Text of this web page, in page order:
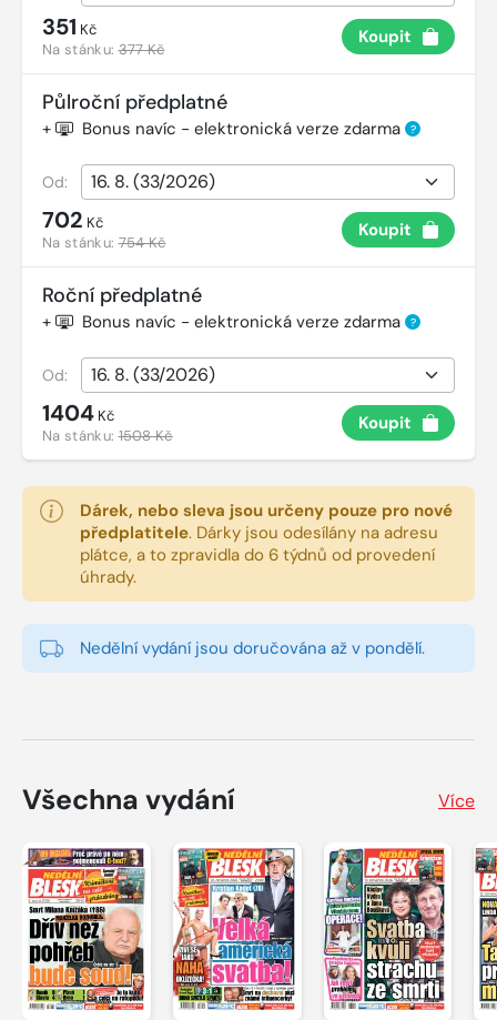
351 Kč
Na stánku:377 Kč
Koupit
Půlroční předplatné
+ Bonus navíc - elektronická verze zdarma ?
Od:
702 Kč
Na stánku:754 Kč
Koupit
Roční předplatné
+ Bonus navíc - elektronická verze zdarma ?
Od:
1404 Kč
Na stánku:1508 Kč
Koupit
Dárek, nebo sleva jsou určeny pouze pro nové
předplatitele. Dárky jsou odesílány na adresu
plátce, a to zpravidla do 6 týdnů od provedení
úhrady.
Nedělní vydání jsou doručována až v pondělí.
Všechna vydání Více